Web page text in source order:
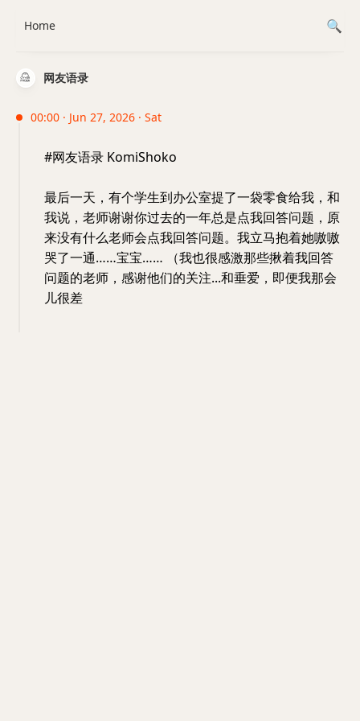
网友语录
00:00 · Jun 27, 2026 · Sat
#网友语录 KomiShoko
最后一天，有个学生到办公室提了一袋零食给我，和
我说，老师谢谢你过去的一年总是点我回答问题，原
来没有什么老师会点我回答问题。我立马抱着她嗷嗷
哭了一通……宝宝…… （我也很感激那些揪着我回答
问题的老师，感谢他们的关注...和垂爱，即便我那会
儿很差
Home